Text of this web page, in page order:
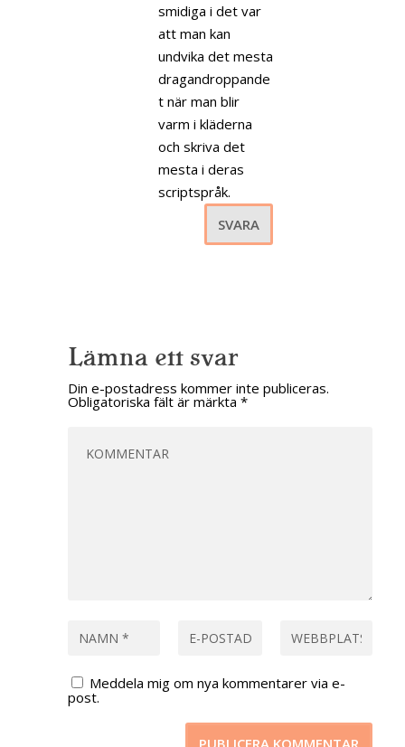
smidiga i det var
att man kan
undvika det mesta
dragandroppande
t när man blir
varm i kläderna
och skriva det
mesta i deras
scriptspråk.
SVARA
Lämna ett svar
Din e-postadress kommer inte publiceras.
Obligatoriska fält är märkta *
Meddela mig om nya kommentarer via e-
post.